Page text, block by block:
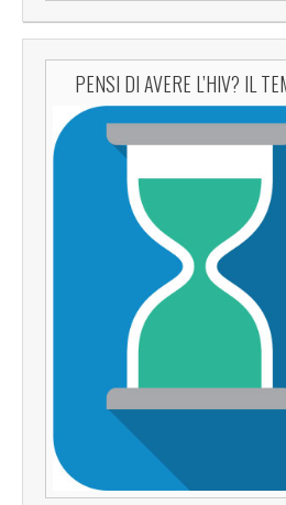
PENSI DI AVERE L’HIV? IL